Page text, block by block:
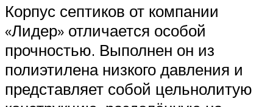
Корпус септиков от компании
«Лидер» отличается особой
прочностью. Выполнен он из
полиэтилена низкого давления и
представляет собой цельнолитую